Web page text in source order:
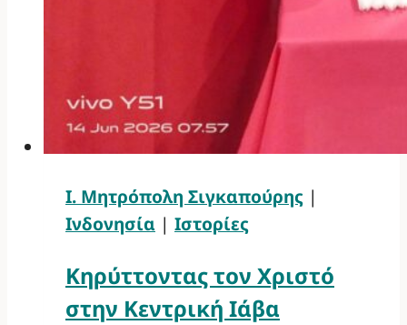
Ι. Μητρόπολη Σιγκαπούρης |
Ινδονησία | Ιστορίες
Κηρύττοντας τον Χριστό
στην Κεντρική Ιάβα